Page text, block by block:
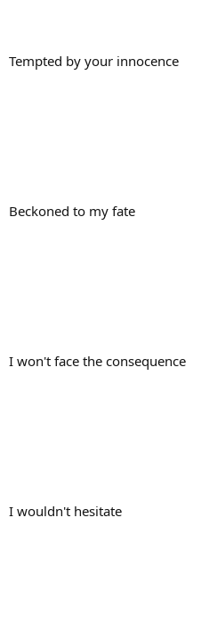
Tempted by your innocence
Beckoned to my fate
I won't face the consequence
I wouldn't hesitate